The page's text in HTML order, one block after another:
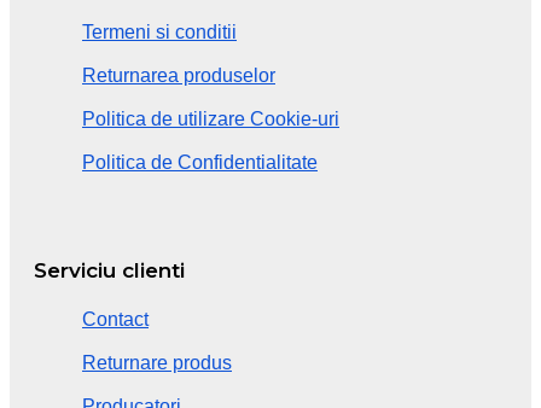
Termeni si conditii
Returnarea produselor
Politica de utilizare Cookie-uri
Politica de Confidentialitate
Serviciu clienti
Contact
Returnare produs